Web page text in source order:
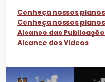
Conheça nossos
Conheça nossos
Alcance das
Alcance dos Videos